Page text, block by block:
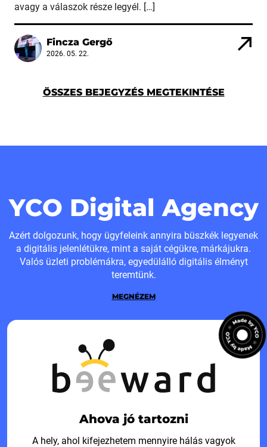
avagy a válaszok része legyél. […]
Fincza Gergő
2026. 05. 22.
ÖSSZES BEJEGYZÉS MEGTEKINTÉSE
YCO Digital Agency
Azért dolgozunk, hogy ügyfeleink annyira büszkék legyenek
a digitális jelenlétükre, mint a saját cégükre, márkájukra.
Valós üzleti problémákra, egyedülálló digitális élményt
teremtünk.
MEGNÉZEM
Ahova jó tartozni
A hely, ahol kifejezhetem mennyire hálás vagyok